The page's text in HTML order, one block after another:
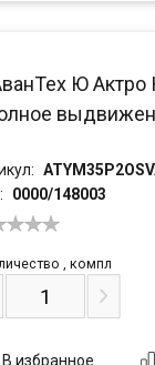
Ю
0000/148003
компл
В избранное